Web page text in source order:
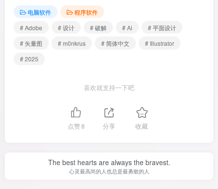
电脑软件
程序软件
# Adobe
# 设计 # 破解 # Ai
# 平面设计
# 矢量图
# m0nkrus # 简体中文
# Illustrator
# 2025
喜欢就支持一下吧
点赞8 分享 收藏
The best hearts are always the bravest.
心灵最高尚的人也总是最勇敢的人